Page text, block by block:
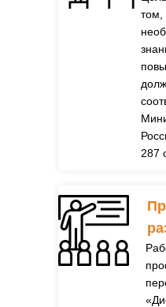
том,
287